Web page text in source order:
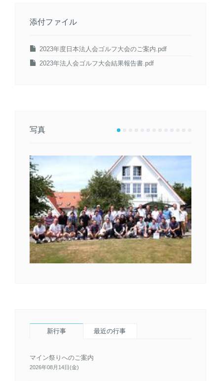
添付ファイル
2023年度日本法人会ゴルフ大会のご案内.pdf
2023年法人会ゴルフ大会結果報告書.pdf
写真
新行事 最近の行事
マイン祭りへのご案内
2026年08月14日(金)